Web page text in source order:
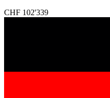
CHF 102'339